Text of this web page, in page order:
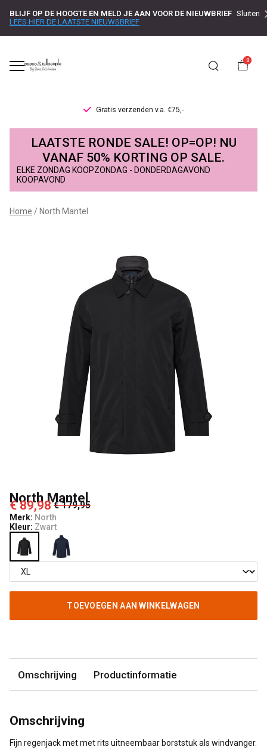
BLIJF OP DE HOOGTE EN MELD JE AAN VOOR DE NIEUWBRIEF
LEES HIER DE LAATSTE NIEUWSBRIEF
Sluiten
0
Gratis verzenden v.a. €75,-
North
Mantel
Passo
LAATSTE RONDE SALE! OP=OP! NU
VANAF 50% KORTING OP SALE.
ELKE ZONDAG KOOPZONDAG - DONDERDAGAVOND
KOOPAVOND
Home North Mantel
North Mantel
€ 89,98 € 179,95
Merk: North
Kleur: Zwart
TOEVOEGEN AAN WINKELWAGEN
Omschrijving Productinformatie
Omschrijving
Fijn regenjack met met rits uitneembaar borststuk als windvanger.